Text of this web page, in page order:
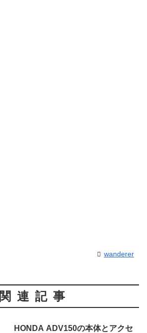
wanderer
関連記事
HONDA ADV150の本体とアクセ